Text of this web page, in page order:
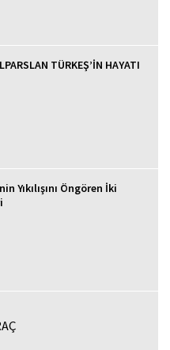
TÜRKEŞ’İN HAYATI
Yıkılışını Öngören İki